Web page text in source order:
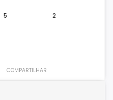
5 2
COMPARTILHAR